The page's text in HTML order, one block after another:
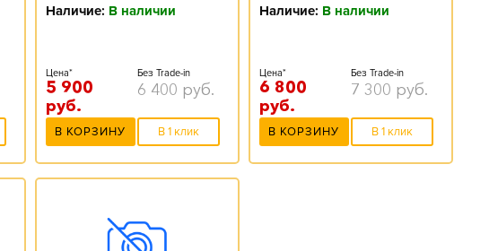
Наличие: В наличии
Цена*
5 900
руб.
Без Trade-in
6 400 руб.
В КОРЗИНУ В 1 клик
Наличие: В наличии
Цена*
6 800
руб.
Без Trade-in
7 300 руб.
В КОРЗИНУ В 1 клик